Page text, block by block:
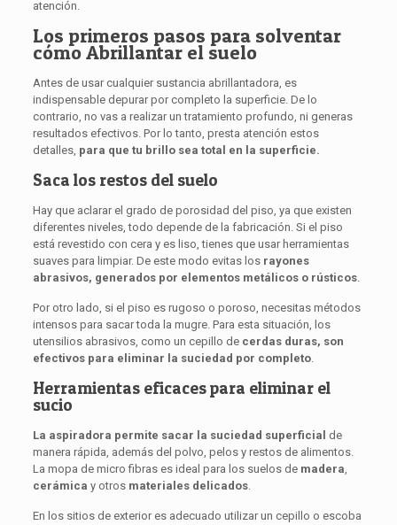
atención.
Los primeros pasos para solventar
cómo Abrillantar el suelo
Antes de usar cualquier sustancia abrillantadora, es
indispensable depurar por completo la superficie. De lo
contrario, no vas a realizar un tratamiento profundo, ni generas
resultados efectivos. Por lo tanto, presta atención estos
detalles, para que tu brillo sea total en la superficie.
Saca los restos del suelo
Hay que aclarar el grado de porosidad del piso, ya que existen
diferentes niveles, todo depende de la fabricación. Si el piso
está revestido con cera y es liso, tienes que usar herramientas
suaves para limpiar. De este modo evitas los rayones
abrasivos, generados por elementos metálicos o rústicos.
Por otro lado, si el piso es rugoso o poroso, necesitas métodos
intensos para sacar toda la mugre. Para esta situación, los
utensilios abrasivos, como un cepillo de cerdas duras, son
efectivos para eliminar la suciedad por completo.
Herramientas eficaces para eliminar el
sucio
La aspiradora permite sacar la suciedad superficial de
manera rápida, además del polvo, pelos y restos de alimentos.
La mopa de micro fibras es ideal para los suelos de madera,
cerámica y otros materiales delicados.
En los sitios de exterior es adecuado utilizar un cepillo o escoba